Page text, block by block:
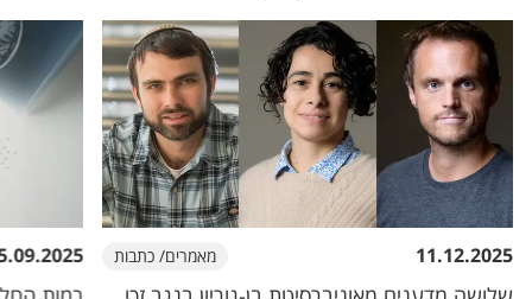
11.12.2025 מאמרים/ כתבות